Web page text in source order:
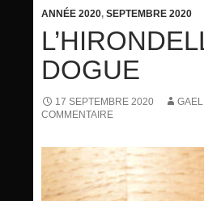
ANNÉE 2020, SEPTEMBRE 2020
DOGUE
17 SEPTEMBRE 2020
COMMENTAIRE